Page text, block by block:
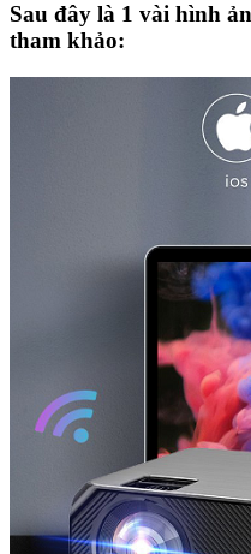
Sau đây là 1 vài hình
tham khảo: